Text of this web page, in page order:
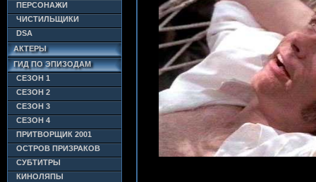
ПЕРСОНАЖИ
ЧИСТИЛЬЩИКИ
DSA
АКТЕРЫ
ГИД ПО ЭПИЗОДАМ
СЕЗОН 1
СЕЗОН 2
СЕЗОН 3
СЕЗОН 4
ПРИТВОРЩИК 2001
ОСТРОВ ПРИЗРАКОВ
СУБТИТРЫ
КИНОЛЯПЫ